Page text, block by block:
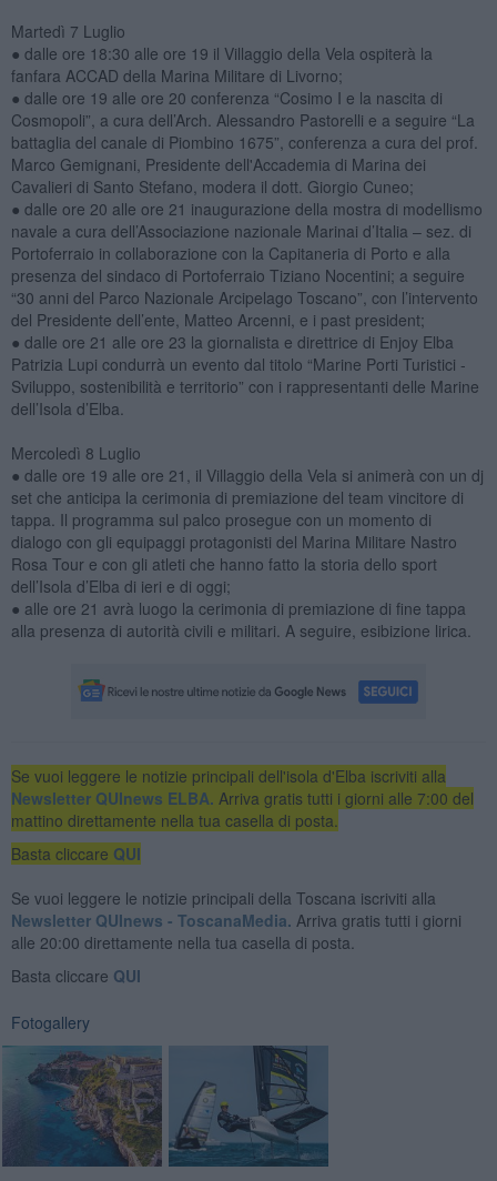
Martedì 7 Luglio
● dalle ore 18:30 alle ore 19 il Villaggio della Vela ospiterà la
fanfara ACCAD della Marina Militare di Livorno;
● dalle ore 19 alle ore 20 conferenza “Cosimo I e la nascita di
Cosmopoli”, a cura dell’Arch. Alessandro Pastorelli e a seguire “La
battaglia del canale di Piombino 1675”, conferenza a cura del prof.
Marco Gemignani, Presidente dell'Accademia di Marina dei
Cavalieri di Santo Stefano, modera il dott. Giorgio Cuneo;
● dalle ore 20 alle ore 21 inaugurazione della mostra di modellismo
navale a cura dell’Associazione nazionale Marinai d’Italia – sez. di
Portoferraio in collaborazione con la Capitaneria di Porto e alla
presenza del sindaco di Portoferraio Tiziano Nocentini; a seguire
“30 anni del Parco Nazionale Arcipelago Toscano”, con l’intervento
del Presidente dell’ente, Matteo Arcenni, e i past president;
● dalle ore 21 alle ore 23 la giornalista e direttrice di Enjoy Elba
Patrizia Lupi condurrà un evento dal titolo “Marine Porti Turistici -
Sviluppo, sostenibilità e territorio” con i rappresentanti delle Marine
dell’Isola d’Elba.
Mercoledì 8 Luglio
● dalle ore 19 alle ore 21, il Villaggio della Vela si animerà con un dj
set che anticipa la cerimonia di premiazione del team vincitore di
tappa. Il programma sul palco prosegue con un momento di
dialogo con gli equipaggi protagonisti del Marina Militare Nastro
Rosa Tour e con gli atleti che hanno fatto la storia dello sport
dell’Isola d’Elba di ieri e di oggi;
● alle ore 21 avrà luogo la cerimonia di premiazione di fine tappa
alla presenza di autorità civili e militari. A seguire, esibizione lirica.
Se vuoi leggere le notizie principali dell'isola d'Elba iscriviti alla
Newsletter QUInews ELBA. Arriva gratis tutti i giorni alle 7:00 del
mattino direttamente nella tua casella di posta.
Basta cliccare QUI
Se vuoi leggere le notizie principali della Toscana iscriviti alla
Newsletter QUInews - ToscanaMedia. Arriva gratis tutti i giorni
alle 20:00 direttamente nella tua casella di posta.
Basta cliccare QUI
Fotogallery